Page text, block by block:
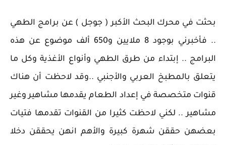
بحثت في محرك البحث الأكبر ( جوجل ) عن برامج الطهي
.. فأخبرني بوجود 8 ملايين و650 ألف موضوع عن هذه
البرامج .. إبتداء من طرق الطهي وأنواع الأغذية وكل ما
يتعلق بالمطبخ العربي والأجنبي ..وقد لاحظت أن هناك
قنوات متخصصة في إعداد الطعام يقدمها مشاهير وغير
مشاهير .. لكني لاحظت كثيرا من القنوات تقدمها فتيات
بعضهن حققن شهرة كبيرة والأهم انهن يحققن دخلا